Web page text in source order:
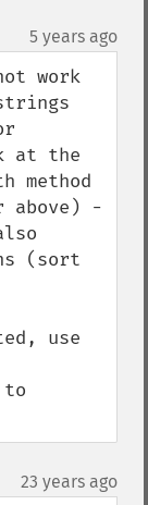
5 years ago
work
at the
method
above) -
(sort
use
to
23 years ago